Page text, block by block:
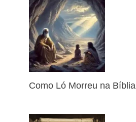
Como Ló Morreu na Bíblia